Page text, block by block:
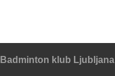
Badminton klub Ljubljana